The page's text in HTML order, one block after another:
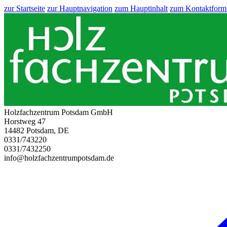
zur Startseite zur Hauptnavigation zum Hauptinhalt zum
Holzfachzentrum Potsdam GmbH
Horstweg 47
14482 Potsdam, DE
0331/743220
0331/7432250
info@holzfachzentrumpotsdam.de